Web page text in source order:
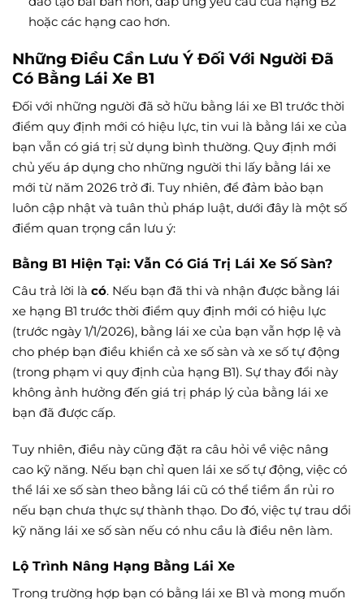
hoặc các hạng cao hơn.
Những Điều Cần Lưu Ý Đối Với Người Đã
Có Bằng Lái Xe B1
Đối với những người đã sở hữu bằng lái xe B1 trước thời
điểm quy định mới có hiệu lực, tin vui là bằng lái xe của
bạn vẫn có giá trị sử dụng bình thường. Quy định mới
chủ yếu áp dụng cho những người thi lấy bằng lái xe
mới từ năm 2026 trở đi. Tuy nhiên, để đảm bảo bạn
luôn cập nhật và tuân thủ pháp luật, dưới đây là một số
điểm quan trọng cần lưu ý:
Bằng B1 Hiện Tại: Vẫn Có Giá Trị Lái Xe Số Sàn?
Câu trả lời là có. Nếu bạn đã thi và nhận được bằng lái
xe hạng B1 trước thời điểm quy định mới có hiệu lực
(trước ngày 1/1/2026), bằng lái xe của bạn vẫn hợp lệ và
cho phép bạn điều khiển cả xe số sàn và xe số tự động
(trong phạm vi quy định của hạng B1). Sự thay đổi này
không ảnh hưởng đến giá trị pháp lý của bằng lái xe
bạn đã được cấp.
Tuy nhiên, điều này cũng đặt ra câu hỏi về việc nâng
cao kỹ năng. Nếu bạn chỉ quen lái xe số tự động, việc có
thể lái xe số sàn theo bằng lái cũ có thể tiềm ẩn rủi ro
nếu bạn chưa thực sự thành thạo. Do đó, việc tự trau dồi
kỹ năng lái xe số sàn nếu có nhu cầu là điều nên làm.
Lộ Trình Nâng Hạng Bằng Lái Xe
Trong trường hợp bạn có bằng lái xe B1 và mong muốn